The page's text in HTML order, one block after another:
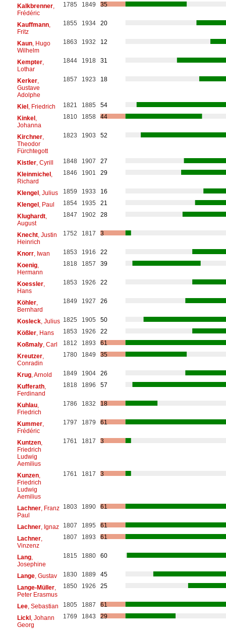
Kalkbrenner,
Frédéric
1785 1849 35
Kauffmann,
Fritz
1855 1934 20
Kaun, Hugo
Wilhelm
1863 1932 12
Kempter,
Lothar
1844 1918 31
Kerker,
Gustave
Adolphe
1857 1923 18
Kiel, Friedrich 1821 1885
54
Kinkel,
Johanna
1810 1858 44
Kirchner,
Theodor
Fürchtegott
1823 1903 52
Kistler, Cyrill 1848 1907
27
Kleinmichel,
Richard
1846 1901 29
Klengel, Julius 1859 1933
16
Klengel, Paul 1854 1935
21
Klughardt,
August
1847 1902 28
Knecht, Justin
Heinrich
1752 1817 3
Knorr, Iwan 1853 1916
22
Koenig,
Hermann
1818 1857 39
Koessler,
Hans
1853 1926 22
Köhler,
Bernhard
1849 1927 26
Kosleck, Julius 1825 1905
50
Kößler, Hans 1853 1926
22
Koßmaly, Carl 1812 1893
61
Kreutzer,
Conradin
1780 1849 35
Krug, Arnold 1849 1904
26
Kufferath,
Ferdinand
1818 1896 57
Kuhlau,
Friedrich
1786 1832 18
Kummer,
Frédéric
1797 1879 61
Kuntzen,
Friedrich
Ludwig
Aemilius
1761 1817 3
Kunzen,
Friedrich
Ludwig
Aemilius
1761 1817 3
Lachner, Franz
Paul
1803 1890 61
Lachner, Ignaz 1807 1895
61
Lachner,
Vinzenz
1807 1893 61
Lang,
Josephine
1815 1880 60
Lange, Gustav 1830 1889
45
Lange-Müller,
Peter Erasmus
1850 1926 25
Lee, Sebastian 1805 1887
61
Lickl, Johann
Georg
1769 1843 29